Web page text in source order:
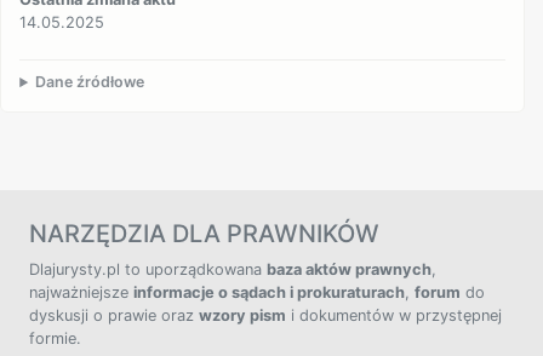
14.05.2025
Dane źródłowe
NARZĘDZIA DLA PRAWNIKÓW
Dlajurysty.pl to uporządkowana baza aktów prawnych,
najważniejsze informacje o sądach i prokuraturach, forum do
dyskusji o prawie oraz wzory pism i dokumentów w przystępnej
formie.